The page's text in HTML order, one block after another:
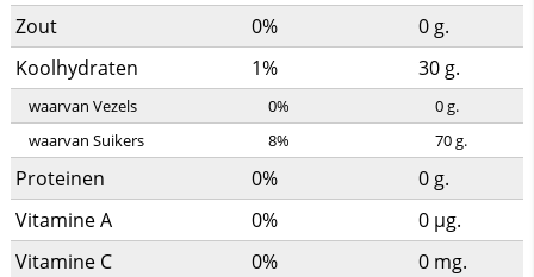
Zout
0% 0g.
Koolhydraten
1% 30g.
waarvan Vezels 0% 0g.
waarvan Suikers
8% 70g.
Proteinen 0% 0g.
Vitamine A
0% 0 µg.
Vitamine C
0% 0 mg.